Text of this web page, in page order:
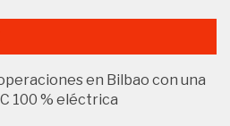
en Bilbao con una
100 % eléctrica